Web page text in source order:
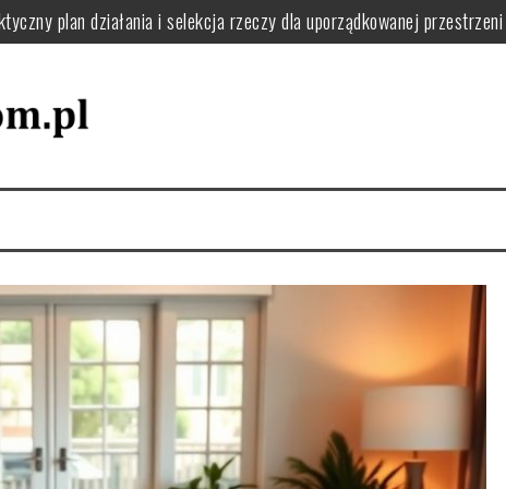
usunąć kurz, pył i resztki krok po kroku
uszczelki i uniknąć awarii w domu
układać naczynia i dbać o zmywarkę dla wygody i efektywności pracy
w domu: praktyczne nawyki i naturalne sposoby